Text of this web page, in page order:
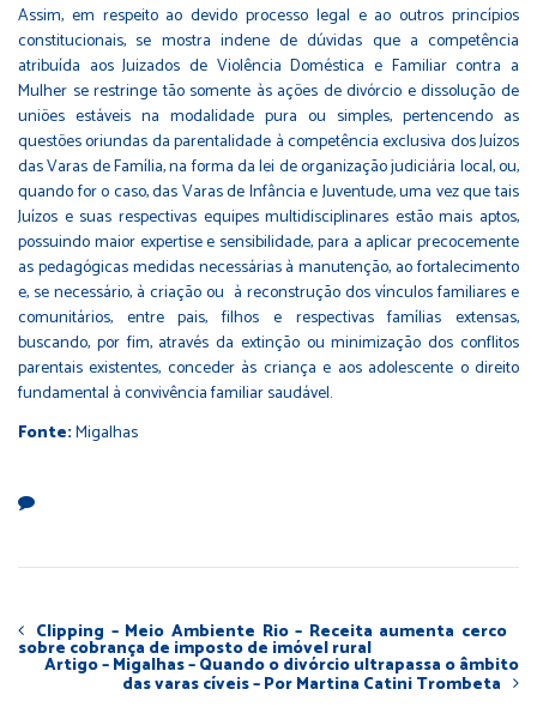
Assim, em respeito ao devido processo legal e ao outros princípios
constitucionais, se mostra indene de dúvidas que a competência
atribuída aos Juizados de Violência Doméstica e Familiar contra a
Mulher se restringe tão somente às ações de divórcio e dissolução de
uniões estáveis na modalidade pura ou simples, pertencendo as
questões oriundas da parentalidade à competência exclusiva dos Juízos
das Varas de Família, na forma da lei de organização judiciária local, ou,
quando for o caso, das Varas de Infância e Juventude, uma vez que tais
Juízos e suas respectivas equipes multidisciplinares estão mais aptos,
possuindo maior expertise e sensibilidade, para a aplicar precocemente
as pedagógicas medidas necessárias à manutenção, ao fortalecimento
e, se necessário, à criação ou à reconstrução dos vínculos familiares e
comunitários, entre pais, filhos e respectivas famílias extensas,
buscando, por fim, através da extinção ou minimização dos conflitos
parentais existentes, conceder às criança e aos adolescente o direito
fundamental à convivência familiar saudável.
Fonte:Migalhas
Clipping – Meio Ambiente Rio – Receita aumenta cerco
sobre cobrança de imposto de imóvel rural
Artigo – Migalhas – Quando o divórcio ultrapassa o âmbito
das varas cíveis – Por Martina Catini Trombeta